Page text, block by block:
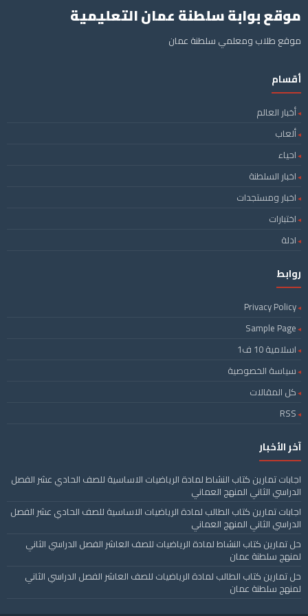
موقع بوابة سلطنة عمان التعليمية
موقع طلاب ومعلمي سلطنة عمان
أقسام
أخبار العالم
ألعاب
احياء
اخبار السلطنة
اخبار ومستجدات
اختبارات
ادلة
روابط
Privacy Policy
Sample Page
اسلامية 10 ف1
سياسة الخصوصية
كل المقالات
RSS
آخر الأخبار
اجابات تمارين كتاب النشاط لمادة الرياضيات الاساسية للصف الحادي عشر الفصل
الدراسي الثاني المنهج العماني
اجابات تمارين كتاب الطالب لمادة الرياضيات الاساسية للصف الحادي عشر الفصل
الدراسي الثاني المنهج العماني
حل تمارين كتاب النشاط لمادة الرياضيات للصف العاشر الفصل الدراسي الثاني
لمنهج سلطنة عمان
حل تمارين كتاب الطالب لمادة الرياضيات للصف العاشر الفصل الدراسي الثاني
لمنهج سلطنة عمان